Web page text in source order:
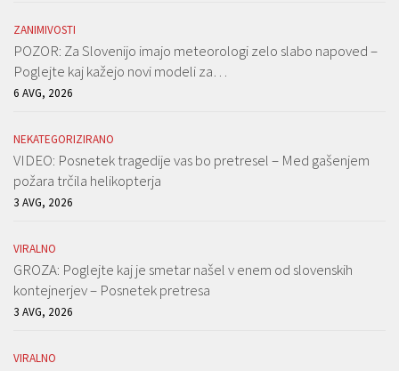
ZANIMIVOSTI
POZOR: Za Slovenijo imajo meteorologi zelo slabo napoved –
Poglejte kaj kažejo novi modeli za…
6 AVG, 2026
NEKATEGORIZIRANO
VIDEO: Posnetek tragedije vas bo pretresel – Med gašenjem
požara trčila helikopterja
3 AVG, 2026
VIRALNO
GROZA: Poglejte kaj je smetar našel v enem od slovenskih
kontejnerjev – Posnetek pretresa
3 AVG, 2026
VIRALNO